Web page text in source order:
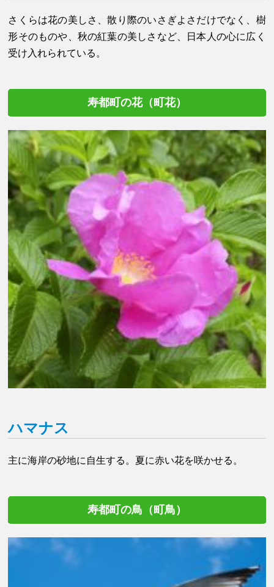
さくらは花の美しさ、散り際のいさぎよさだけでなく、樹
形そのものや、秋の紅葉の美しさなど、日本人の心に広く
受け入れられている。
寿都町の花（町花）
ハマナス
主に海岸の砂地に自生する。夏に赤い花を咲かせる。
寿都町の鳥（町鳥）